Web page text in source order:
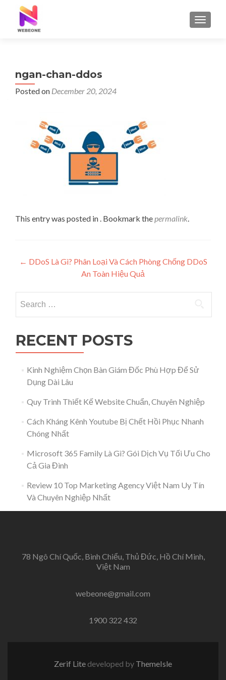
ngan-chan-ddos
Posted on December 20, 2024
This entry was posted in . Bookmark thepermalink.
Post navigation
← DDoS Là Gì? Phân Loại Và Cách Phòng Chống DDoS
An Toàn Hiệu Quả
RECENT POSTS
Kinh Nghiệm Chọn Bàn Giám Đốc Phù Hợp Để Sử
Dụng Dài Lâu
Quy Trình Thiết Kế Website Chuẩn, Chuyên Nghiệp
Cách Kháng Kênh Youtube Bị Chết Hồi Phục Nhanh
Chóng Nhất
Microsoft 365 Family Là Gì? Gói Dịch Vụ Tối Ưu Cho
Cả Gia Đình
Review 10 Top Marketing Agency Việt Nam Uy Tín
Và Chuyên Nghiệp Nhất
78 Ngô Chí Quốc, Bình Chiểu, Thủ Đức, Hồ Chí Minh,
Việt Nam
webeone@gmail.com
1900 322 432
Zerif Lite developed by ThemeIsle